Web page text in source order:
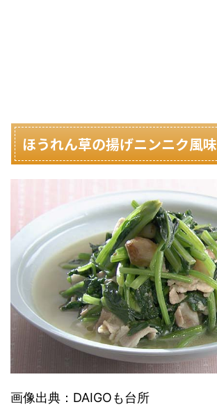
ほうれん草の揚げニンニク風味
画像出典：DAIGOも台所